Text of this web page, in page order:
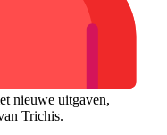
nieuwe uitgaven,
Trichis.